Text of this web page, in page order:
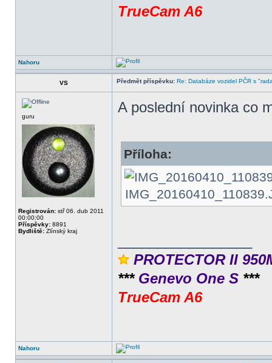
TrueCam A6
Nahoru
VS Předmět příspěvku: Re: Databáze vozidel PČR s
guru
Registrován: stř 06. dub 2011
00:00:00
Příspěvky: 8891
Bydliště: Zlínský kraj
A poslední novinka co
Příloha:
PROTECTOR II
***Genevo One S ***
TrueCam A6
Nahoru